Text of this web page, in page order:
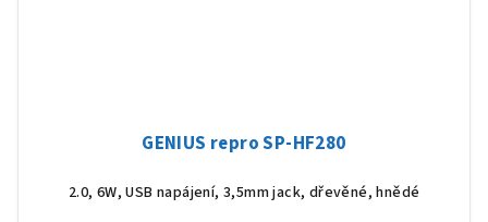
GENIUS repro SP-HF280
2.0, 6W, USB napájení, 3,5mm jack, dřevěné, hnědé